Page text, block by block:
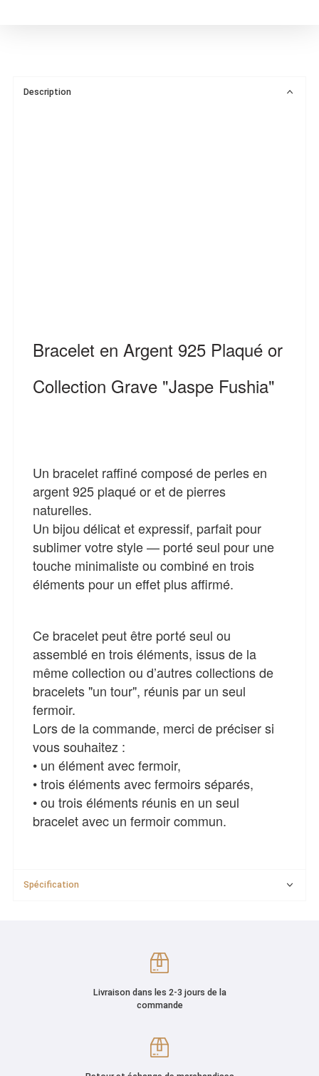
Description
Bracelet en Argent 925 Plaqué or
Collection Grave "Jaspe Fushia"
Un bracelet raffiné composé de perles en
argent 925 plaqué or et de pierres
naturelles.
Un bijou délicat et expressif, parfait pour
sublimer votre style — porté seul pour une
touche minimaliste ou combiné en trois
éléments pour un effet plus affirmé.
Ce bracelet peut être porté seul ou
assemblé en trois éléments, issus de la
même collection ou d’autres collections de
bracelets "un tour", réunis par un seul
fermoir.
Lors de la commande, merci de préciser si
vous souhaitez :
• un élément avec fermoir,
• trois éléments avec fermoirs séparés,
• ou trois éléments réunis en un seul
bracelet avec un fermoir commun.
Spécification
Livraison dans les 2-3 jours de la
commande